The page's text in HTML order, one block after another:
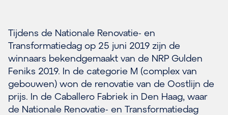
Tijdens de Nationale Renovatie- en
Transformatiedag op 25 juni 2019 zijn de
winnaars bekendgemaakt van de NRP Gulden
Feniks 2019. In de categorie M (complex van
gebouwen) won de renovatie van de Oostlijn de
prijs. In de Caballero Fabriek in Den Haag, waar
de Nationale Renovatie- en Transformatiedag